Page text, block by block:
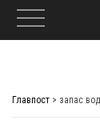
Главпост > запас